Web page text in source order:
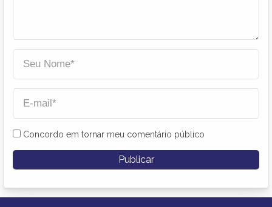
Concordo em tornar meu comentário público